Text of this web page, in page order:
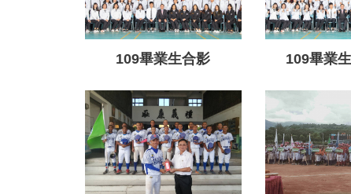
109畢業生合影 109畢業